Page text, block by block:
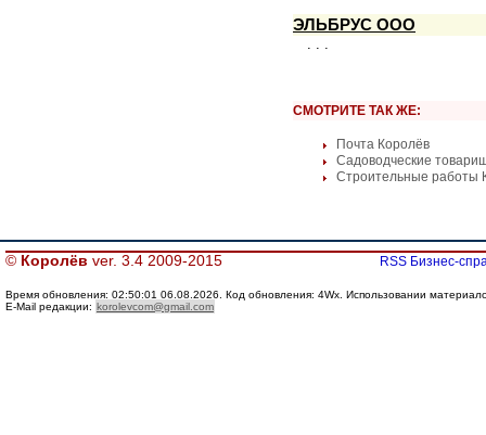
ЭЛЬБРУС ООО
. . .
СМОТРИТЕ ТАК ЖЕ:
Почта Королёв
Садоводческие
Строительные работы
© Королёв ver. 3.4 2009-2015 RSS Бизнес-
Время обновления: 02:50:01 06.08.2026. Код обновления: 4Wx. Использовании
E-Mail редакции: korolevcom@gmail.com